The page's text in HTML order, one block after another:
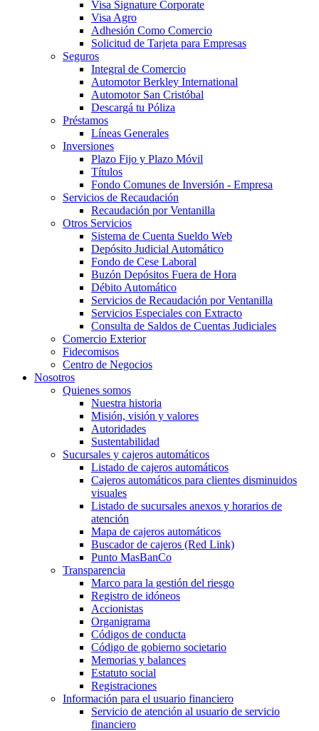
Visa Signature Corporate
Visa Agro
Adhesión Como Comercio
Solicitud de Tarjeta para Empresas
Seguros
Integral de Comercio
Automotor Berkley International
Automotor San Cristóbal
Descargá tu Póliza
Préstamos
Líneas Generales
Inversiones
Plazo Fijo y Plazo Móvil
Títulos
Fondo Comunes de Inversión - Empresa
Servicios de Recaudación
Recaudación por Ventanilla
Otros Servicios
Sistema de Cuenta Sueldo Web
Depósito Judicial Automático
Fondo de Cese Laboral
Buzón Depósitos Fuera de Hora
Débito Automático
Servicios de Recaudación por Ventanilla
Servicios Especiales con Extracto
Consulta de Saldos de Cuentas Judiciales
Comercio Exterior
Fidecomisos
Centro de Negocios
Nosotros
Quienes somos
Nuestra historia
Misión, visión y valores
Autoridades
Sustentabilidad
Sucursales y cajeros automáticos
Listado de cajeros automáticos
Cajeros automáticos para clientes disminuidos
visuales
Listado de sucursales anexos y horarios de
atención
Mapa de cajeros automáticos
Buscador de cajeros (Red Link)
Punto MasBanCo
Transparencia
Marco para la gestión del riesgo
Registro de idóneos
Accionistas
Organigrama
Códigos de conducta
Código de gobierno societario
Memorias y balances
Estatuto social
Registraciones
Información para el usuario financiero
Servicio de atención al usuario de servicio
financiero